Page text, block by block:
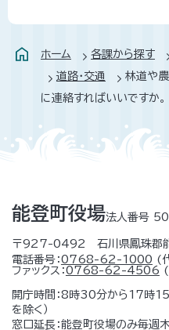
ホーム 各課から探す
道路・交通
林道や
に連絡すればいいですか。
能登町役場法人番号
〒927-0492 石川県鳳珠郡能
電話番号：0768-62-1000 (
ファックス：0768-62-4506
開庁時間：8時30分から17時15
を除く）
窓口延長：能登町役場のみ毎